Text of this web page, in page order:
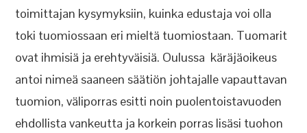
toimittajan kysymyksiin, kuinka edustaja voi olla
toki tuomiossaan eri mieltä tuomiostaan. Tuomarit
ovat ihmisiä ja erehtyväisiä. Oulussa käräjäoikeus
antoi nimeä saaneen säätiön johtajalle vapauttavan
tuomion, väliporras esitti noin puolentoistavuoden
ehdollista vankeutta ja korkein porras lisäsi tuohon